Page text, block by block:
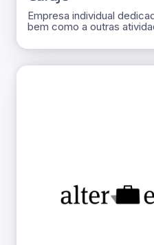
Empresa individual
bem como a outras